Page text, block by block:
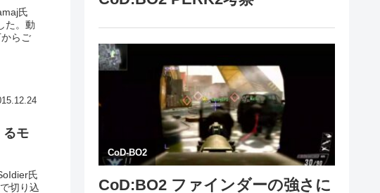
氏
た。動
らご
るモ
氏
切り込